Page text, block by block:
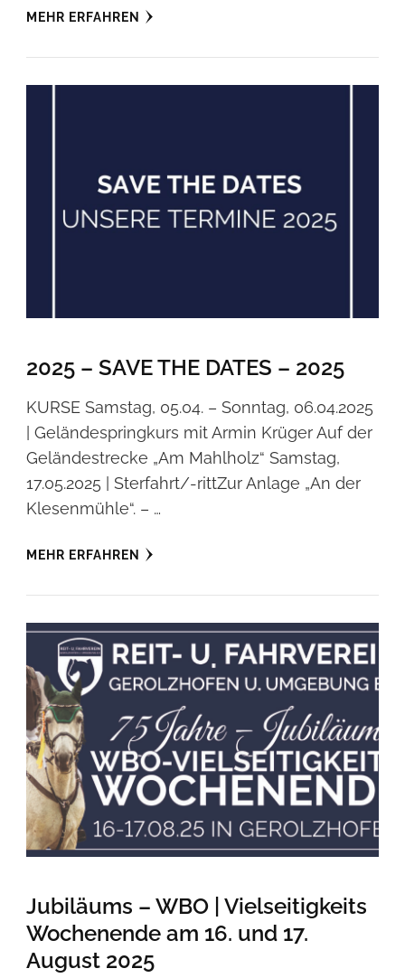
MEHR ERFAHREN
2025 – SAVE THE DATES – 2025
KURSE Samstag, 05.04. – Sonntag, 06.04.2025
| Geländespringkurs mit Armin Krüger Auf der
Geländestrecke „Am Mahlholz“ Samstag,
17.05.2025 | Sterfahrt/-rittZur Anlage „An der
Klesenmühle“. – …
MEHR ERFAHREN
Jubiläums – WBO | Vielseitigkeits
Wochenende am 16. und 17.
August 2025